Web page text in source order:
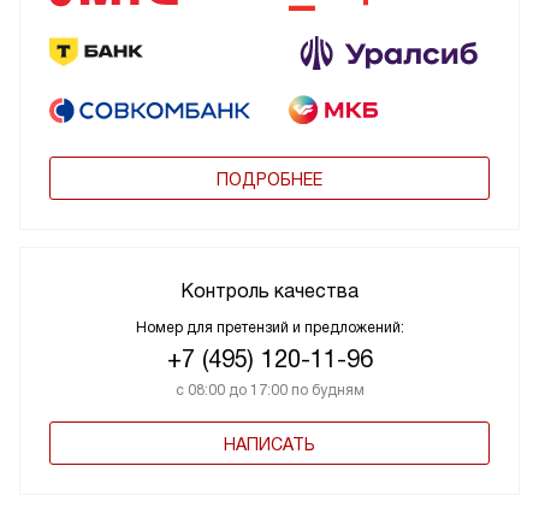
ПОДРОБНЕЕ
Контроль качества
Номер для претензий и предложений:
+7 (495) 120-11-96
с 08:00 до 17:00 по будням
НАПИСАТЬ